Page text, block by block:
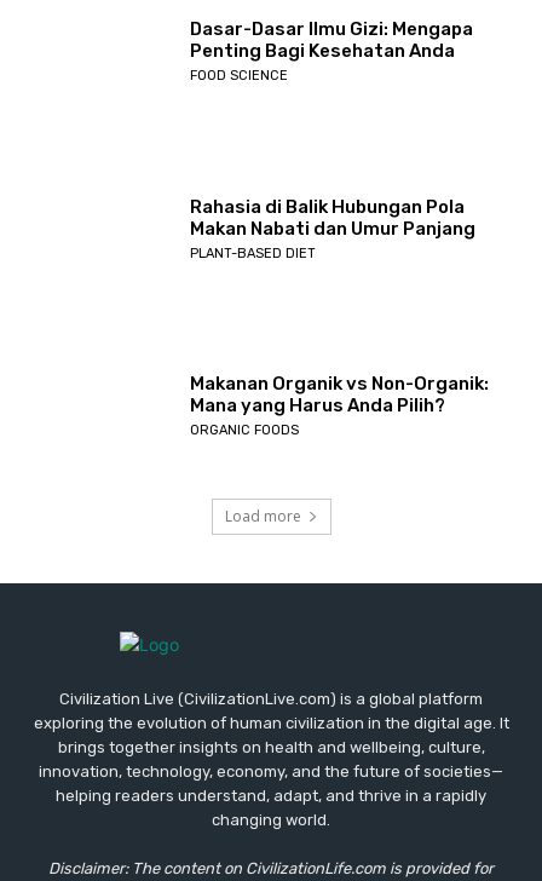
Dasar-Dasar Ilmu Gizi: Mengapa
Penting Bagi Kesehatan Anda
FOOD SCIENCE
Rahasia di Balik Hubungan Pola
Makan Nabati dan Umur Panjang
PLANT-BASED DIET
Makanan Organik vs Non-Organik:
Mana yang Harus Anda Pilih?
ORGANIC FOODS
Load more
Civilization Live (CivilizationLive.com) is a global platform
exploring the evolution of human civilization in the digital age. It
brings together insights on health and wellbeing, culture,
innovation, technology, economy, and the future of societies—
helping readers understand, adapt, and thrive in a rapidly
changing world.
Disclaimer: The content on CivilizationLife.com is provided for